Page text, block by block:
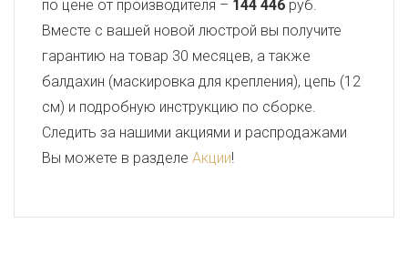
по цене от производителя – 144 446 руб.
Вместе с вашей новой люстрой вы получите
гарантию на товар 30 месяцев, а также
балдахин (маскировка для крепления), цепь (12
см) и подробную инструкцию по сборке.
Следить за нашими акциями и распродажами
Вы можете в разделе Акции!